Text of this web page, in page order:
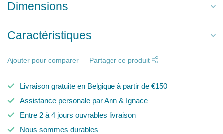
Dimensions
Caractéristiques
Ajouter pour comparer Partager ce produit
Livraison gratuite en Belgique à partir de €150
Assistance personale par Ann & Ignace
Entre 2 à 4 jours ouvrables livraison
Nous sommes durables